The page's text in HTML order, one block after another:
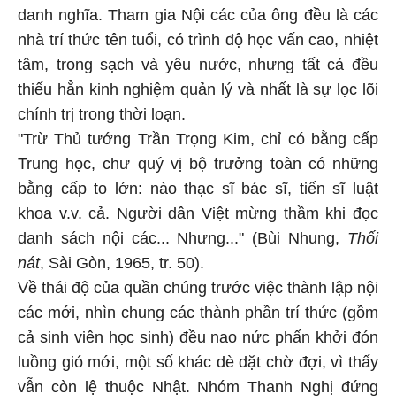
danh nghĩa. Tham gia Nội các của ông đều là các
nhà trí thức tên tuổi, có trình độ học vấn cao, nhiệt
tâm, trong sạch và yêu nước, nhưng tất cả đều
thiếu hẳn kinh nghiệm quản lý và nhất là sự lọc lõi
chính trị trong thời loạn.
"Trừ Thủ tướng Trần Trọng Kim, chỉ có bằng cấp
Trung học, chư quý vị bộ trưởng toàn có những
bằng cấp to lớn: nào thạc sĩ bác sĩ, tiến sĩ luật
khoa v.v. cả. Người dân Việt mừng thầm khi đọc
danh sách nội các... Nhưng..." (Bùi Nhung, Thối
nát, Sài Gòn, 1965, tr. 50).
Về thái độ của quần chúng trước việc thành lập nội
các mới, nhìn chung các thành phần trí thức (gồm
cả sinh viên học sinh) đều nao nức phấn khởi đón
luồng gió mới, một số khác dè dặt chờ đợi, vì thấy
vẫn còn lệ thuộc Nhật. Nhóm Thanh Nghị đứng